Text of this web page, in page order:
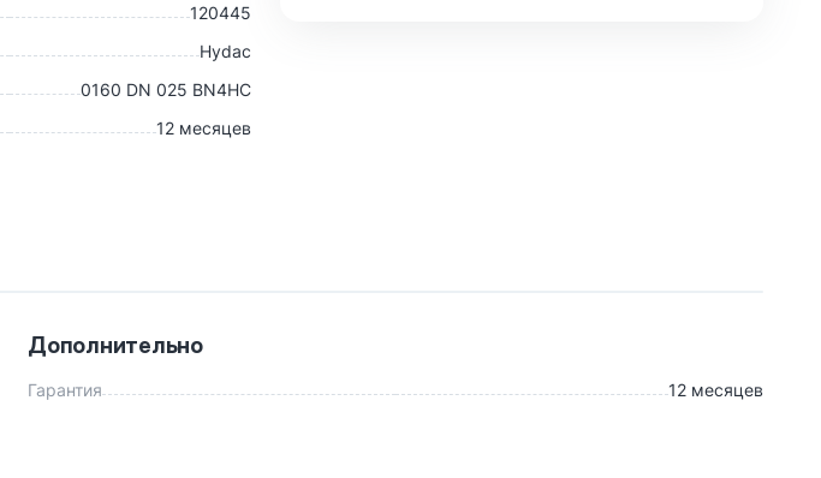
120445
Hydac
0160 DN 025 BN4HC
12 месяцев
Дополнительно
Гарантия 12 месяцев